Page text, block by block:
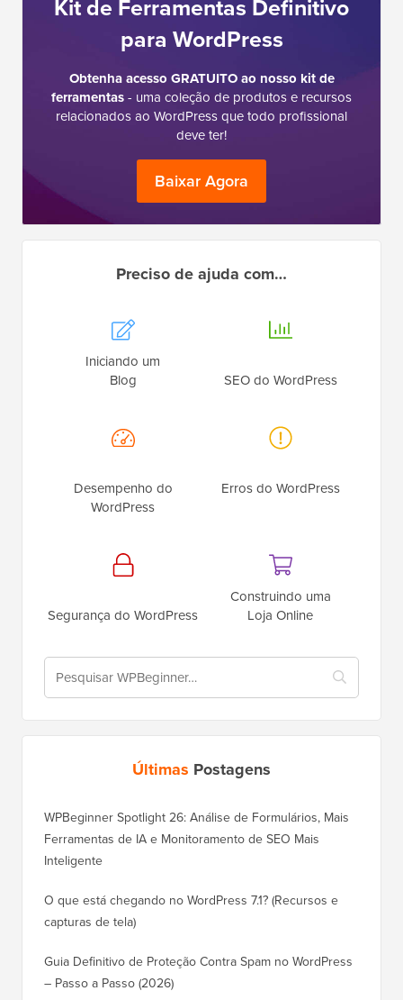
Kit de Ferramentas Definitivo
para WordPress
Obtenha acesso GRATUITO ao nosso kit de
ferramentas- uma coleção de produtos e recursos
relacionados ao WordPress que todo profissional
deve ter!
Baixar Agora
Preciso de ajuda com…
Iniciando um
Blog
SEO do WordPress
Desempenho do
WordPress
Erros do WordPress
Segurança do WordPress
Construindo uma
Loja Online
Últimas Postagens
WPBeginner Spotlight 26: Análise de Formulários, Mais
Ferramentas de IA e Monitoramento de SEO Mais
Inteligente
O que está chegando no WordPress 7.1? (Recursos e
capturas de tela)
Guia Definitivo de Proteção Contra Spam no WordPress
– Passo a Passo (2026)